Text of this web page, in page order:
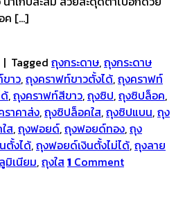
ค […]
| Tagged ถุงกระดาษ,ถุงกระดาษ
าว,ถุงคราฟท์ขาวตั้งได้,ถุงคราฟท์
,ถุงคราฟท์สีขาว,ถุงซิป,ถุงซิปล็อค,
าคาส่ง,ถุงซิปล็อคใส,ถุงซิปแบน,ถุง
ส,ถุงฟอยด์,ถุงฟอยด์ทอง,ถุง
ตั้งได้,ถุงฟอยด์เงินตั้งไม่ได้,ถุงลาย
มิเนียม,ถุงใส 1 Comment